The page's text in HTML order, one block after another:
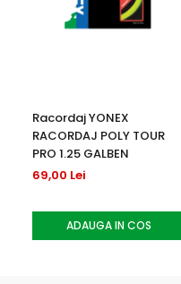
Racordaj YONEX
RACORDAJ POLY TOUR
PRO 1.25 GALBEN
69,00 Lei
ADAUGA IN COS